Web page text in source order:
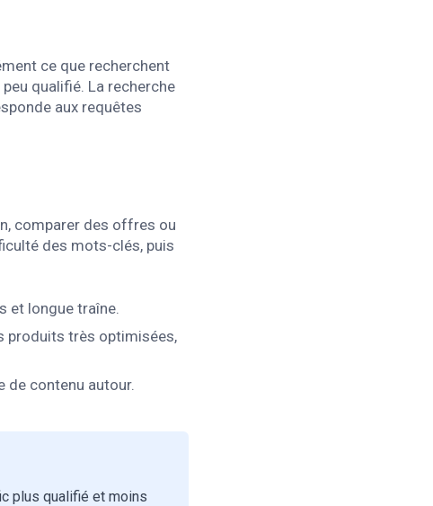
ce que recherchent
qualifié. La recherche
aux requêtes
comparer des offres ou
des mots-clés, puis
et longue traîne.
produits très optimisées,
contenu autour.
plus qualifié et moins